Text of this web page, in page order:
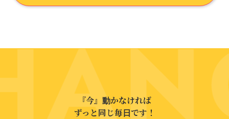
『今』動かなければ
ずっと同じ毎日です！